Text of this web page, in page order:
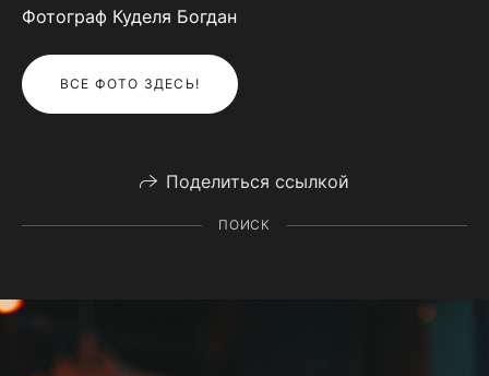
Фотограф Куделя Богдан
ВСЕ ФОТО ЗДЕСЬ!
Поделиться ссылкой
ПОИСК